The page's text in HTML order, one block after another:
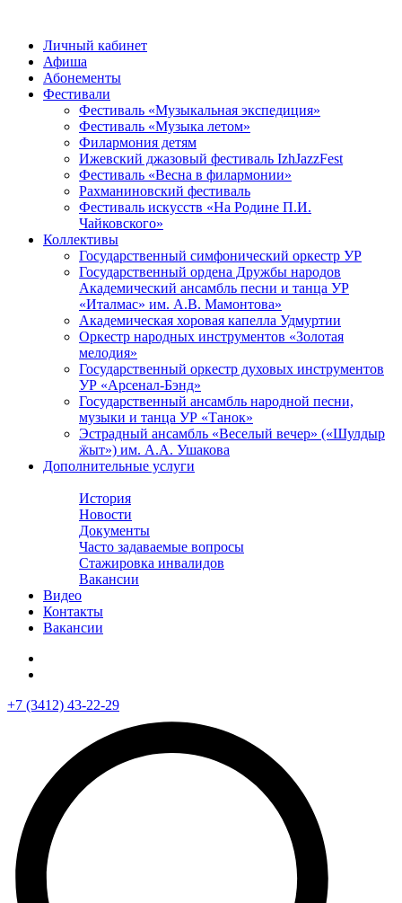
Личный кабинет
Афиша
Абонементы
Фестивали
Фестиваль «Музыкальная экспедиция»
Фестиваль «Музыка летом»
Филармония детям
Ижевский джазовый фестиваль IzhJazzFest
Фестиваль «Весна в филармонии»
Рахманиновский фестиваль
Фестиваль искусств «На Родине П.И.
Чайковского»
Коллективы
Государственный симфонический оркестр УР
Государственный ордена Дружбы народов
Академический ансамбль песни и танца УР
«Италмас» им. А.В. Мамонтова»
Академическая хоровая капелла Удмуртии
Оркестр народных инструментов «Золотая
мелодия»
Государственный оркестр духовых инструментов
УР «Арсенал-Бэнд»
Государственный ансамбль народной песни,
музыки и танца УР «Танок»
Эстрадный ансамбль «Веселый вечер» («Шулдыр
ӝыт») им. А.А. Ушакова
Дополнительные услуги
История
Новости
Документы
Часто задаваемые вопросы
Стажировка инвалидов
Вакансии
Видео
Контакты
Вакансии
+7 (3412) 43-22-29